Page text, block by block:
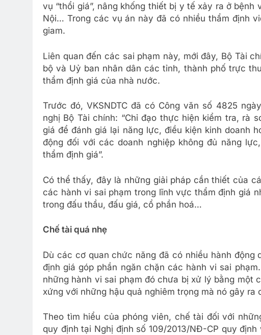
vụ “thổi giá”, nâng khống thiết bị y tế xảy ra ở bệnh
Nội… Trong các vụ án này đã có nhiều thẩm định
giam.
Liên quan đến các sai phạm này, mới đây, Bộ Tài
bộ và Uỷ ban nhân dân các tỉnh, thành phố trực
thẩm định giá của nhà nước.
Trước đó, VKSNDTC đã có Công văn số 4825
nghị Bộ Tài chính: “Chỉ đạo thực hiện kiểm tra, rà
giá để đánh giá lại năng lực, điều kiện kinh doanh
động đối với các doanh nghiệp không đủ năng
thẩm định giá”.
Có thể thấy, đây là những giải pháp cần thiết của
các hành vi sai phạm trong lĩnh vực thẩm định giá
trong đấu thầu, đấu giá, cổ phần hoá…
Chế tài quá nhẹ
Dù các cơ quan chức năng đã có nhiều hành
định giá góp phần ngăn chặn các hành vi sai
những hành vi sai phạm đó chưa bị xử lý bằng một
xứng với những hậu quả nghiêm trọng mà nó gây ra
Theo tìm hiểu của phóng viên, chế tài đối với
quy định tại Nghị định số 109/2013/NĐ-CP quy